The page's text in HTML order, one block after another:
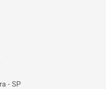
- SP